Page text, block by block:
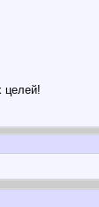
целей!